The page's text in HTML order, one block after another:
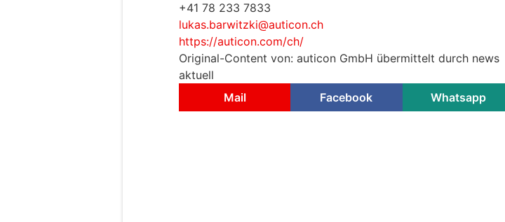
+41 78 233 7833
lukas.barwitzki@auticon.ch
https://auticon.com/ch/
Original-Content von: auticon GmbH übermittelt durch news
aktuell
Mail
Facebook Whatsapp